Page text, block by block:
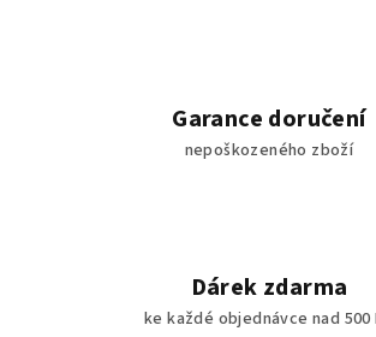
k
y
s
u
Garance doručení
nepoškozeného zboží
Dárek zdarma
ke každé objednávce nad 500